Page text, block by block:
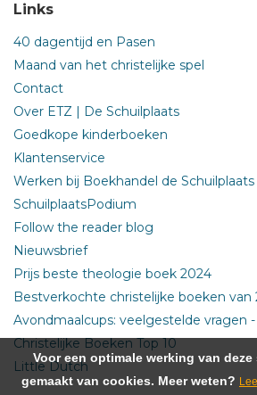
Links
40 dagentijd en Pasen
Maand van het christelijke spel
Contact
Over ETZ | De Schuilplaats
Goedkope kinderboeken
Klantenservice
Werken bij Boekhandel de Schuilplaats
SchuilplaatsPodium
Follow the reader blog
Nieuwsbrief
Prijs beste theologie boek 2024
Bestverkochte christelijke boeken van
Avondmaalcups: veelgestelde vragen -
Christelijke Boeken Top 10
Little Dutch
Voor een optimale werking van
gemaakt van cookies. Meer weten?